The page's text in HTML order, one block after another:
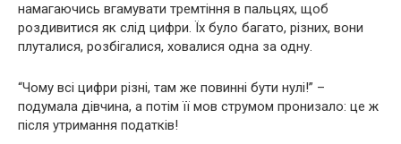
намагаючись вгамувати тремтіння в пальцях, щоб
роздивитися як слід цифри. Їх було багато, різних, вони
плуталися, розбігалися, ховалися одна за одну.
“Чому всі цифри різні, там же повинні бути нулі!” –
подумала дівчина, а потім її мов струмом пронизало: це ж
після утримання податків!